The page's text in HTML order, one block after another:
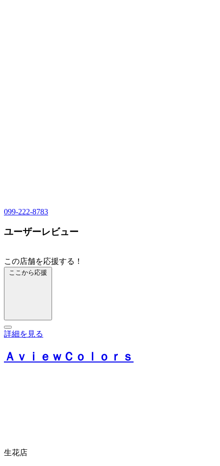
099-222-8783
ユーザーレビュー
この店舗を応援する！
ここから応援
詳細を見る
ＡｖｉｅｗＣｏｌｏｒｓ
生花店